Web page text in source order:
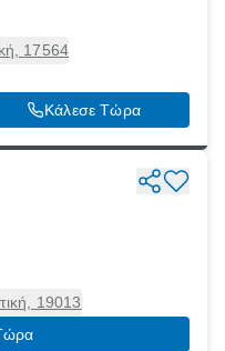
17564
Κάλεσε Τώρα
19013